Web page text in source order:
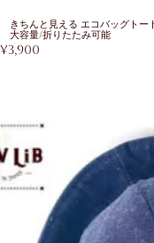
きちんと見える エコバッグト
大容量/折りたたみ可能
¥3,900